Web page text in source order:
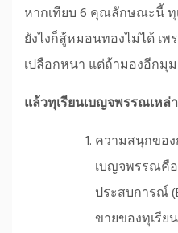
หากเทียบ 6 คุณลักษณะนี้
ยังไงก็สู้หมอนทองไม่ได้ เพ
เปลือกหนา แต่ถ้ามองอีกมุ
แล้วทุเรียนเบญจพรรณเหล่
ความสนุกขอ
เบญจพรรณคือ
ประสบการณ์
ขายของทุเรีย